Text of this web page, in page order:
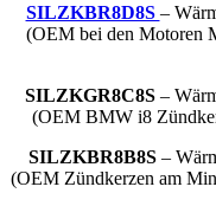
SILZKBR8D8S –
(OEM bei den Motoren
SILZKGR8C8S –
(OEM BMW i8
SILZKBR8B8S –
(OEM Zündkerzen am